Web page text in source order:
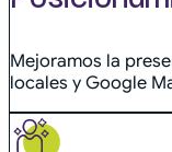
Mejoramos la
locales y Google